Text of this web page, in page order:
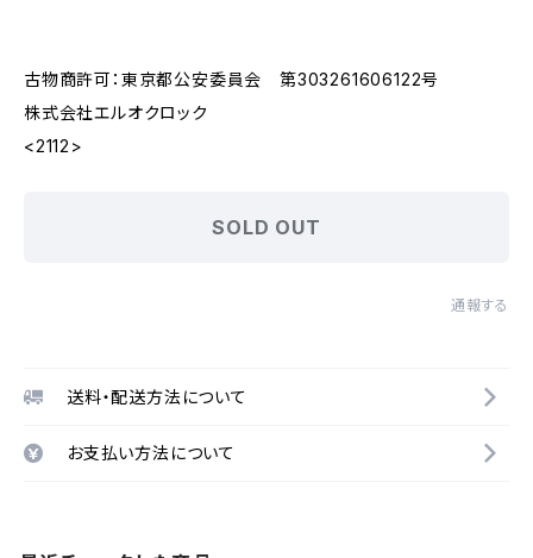
古物商許可：東京都公安委員会 第303261606122号
株式会社エルオクロック
<2112>
SOLD OUT
通報する
送料・配送方法について
お支払い方法について